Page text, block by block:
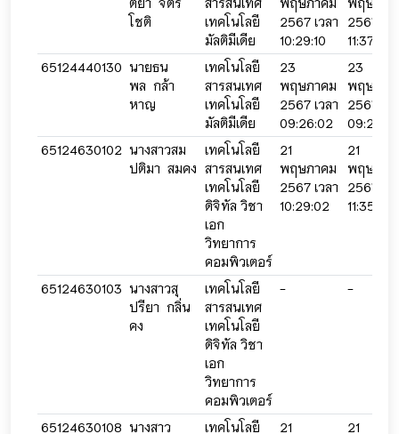
โชติ
เทคโนโลยี
มัลติมีเดีย
2567 เวลา
10:29:10
2567 เว
11:37:47
65124440130 นายธน
พล กล้า
หาญ
เทคโนโลยี
สารสนเทศ
เทคโนโลยี
มัลติมีเดีย
23
พฤษภาคม
2567 เวลา
09:26:02
23
พฤษภาค
2567 เว
09:26:18
65124630102 นางสาวสม
ปติมา สมคง
เทคโนโลยี
สารสนเทศ
เทคโนโลยี
ดิจิทัล วิชา
เอก
วิทยาการ
คอมพิวเตอร์
21
พฤษภาคม
2567 เวลา
10:29:02
21
พฤษภาค
2567 เว
11:35:42
65124630103 นางสาวสุ
ปรียา กลิ่น
คง
เทคโนโลยี
สารสนเทศ
เทคโนโลยี
ดิจิทัล วิชา
เอก
วิทยาการ
คอมพิวเตอร์
- -
65124630108 นางสาว
เทคโนโลยี
21
21